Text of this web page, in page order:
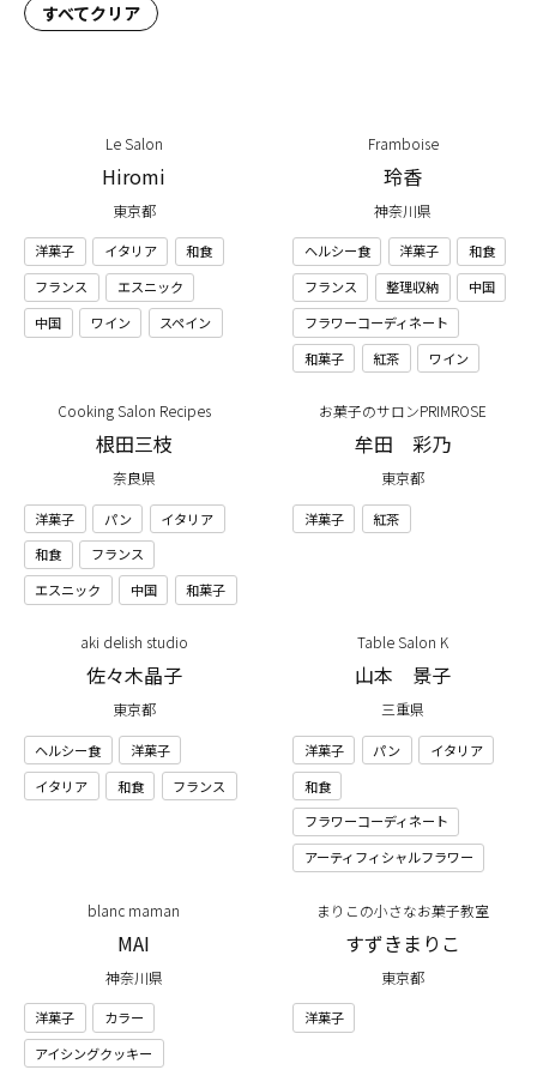
すべてクリア
Le Salon
Hiromi
東京都
洋菓子 イタリア
和食
フランス
エスニック
中国
ワイン スペイン
Framboise
玲香
神奈川県
ヘルシー食 洋菓子
和食
フランス
整理収納
中国
フラワーコーディネート
和菓子
紅茶 ワイン
Cooking Salon Recipes
根田三枝
奈良県
洋菓子 パン
イタリア
和食
フランス
エスニック
中国 和菓子
お菓子のサロンPRIMROSE
牟田 彩乃
東京都
洋菓子 紅茶
aki delish studio
佐々木晶子
東京都
ヘルシー食
洋菓子
イタリア
和食 フランス
Table Salon K
山本 景子
三重県
洋菓子 パン
イタリア
和食
フラワーコーディネート
アーティフィシャルフラワー
blanc maman
MAI
神奈川県
洋菓子
カラー
アイシングクッキー
まりこの小さなお菓子教室
すずきまりこ
東京都
洋菓子